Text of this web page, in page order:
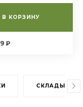
В КОРЗИНУ
₽
СКЛАДЫ